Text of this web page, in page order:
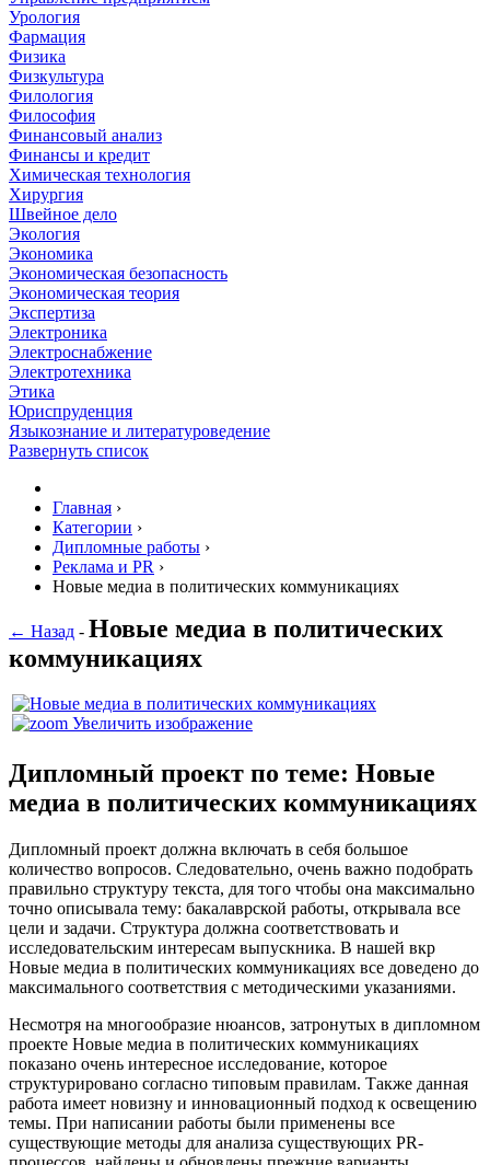
Урология
Фармация
Физика
Физкультура
Филология
Философия
Финансовый анализ
Финансы и кредит
Химическая технология
Хирургия
Швейное дело
Экология
Экономика
Экономическая безопасность
Экономическая теория
Экспертиза
Электроника
Электроснабжение
Электротехника
Этика
Юриспруденция
Языкознание и литературоведение
Развернуть список
Главная ›
Категории ›
Дипломные работы ›
Реклама и PR ›
Новые медиа в политических коммуникациях
← Назад - Новые медиа в политических
коммуникациях
Увеличить изображение
Дипломный проект по теме: Новые
медиа в политических коммуникациях
Дипломный проект должна включать в себя большое
количество вопросов. Следовательно, очень важно подобрать
правильно структуру текста, для того чтобы она максимально
точно описывала тему: бакалаврской работы, открывала все
цели и задачи. Структура должна соответствовать и
исследовательским интересам выпускника. В нашей вкр
Новые медиа в политических коммуникациях все доведено до
максимального соответствия с методическими указаниями.
Несмотря на многообразие нюансов, затронутых в дипломном
проекте Новые медиа в политических коммуникациях
показано очень интересное исследование, которое
структурировано согласно типовым правилам. Также данная
работа имеет новизну и инновационный подход к освещению
темы. При написании работы были применены все
существующие методы для анализа существующих PR-